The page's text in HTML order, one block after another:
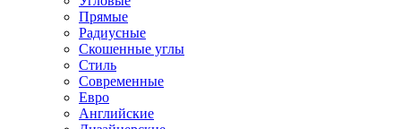
Прямые
Радиусные
Скошенные углы
Стиль
Современные
Евро
Английские